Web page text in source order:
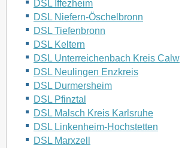
DSL Iffezheim
DSL Niefern-Öschelbronn
DSL Tiefenbronn
DSL Keltern
DSL Unterreichenbach Kreis Calw
DSL Neulingen Enzkreis
DSL Durmersheim
DSL Pfinztal
DSL Malsch Kreis Karlsruhe
DSL Linkenheim-Hochstetten
DSL Marxzell